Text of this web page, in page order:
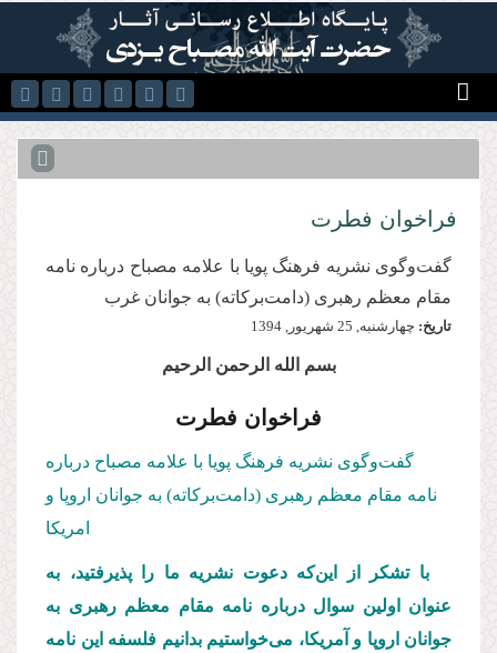
رفتن به محتوای اصلی
فراخوان فطرت
گفت‌وگوی نشریه فرهنگ پويا با علامه مصباح درباره نامه
مقام معظم رهبری (دامت‌برکاته) به جوانان غرب
تاریخ: چهارشنبه, 25 شهريور, 1394
بسم الله الرحمن الرحیم
فراخوان فطرت
گفت‌وگوی نشریه فرهنگ پویا با علامه مصباح درباره
نامه مقام معظم رهبری (دامت‌برکاته) به جوانان اروپا و
امریکا
با تشکر از این‌که دعوت نشریه ما را پذیرفتید، به
عنوان اولین سوال درباره نامه مقام معظم رهبری به
جوانان اروپا و آمریکا، می‌خواستیم بدانیم فلسفه این نامه